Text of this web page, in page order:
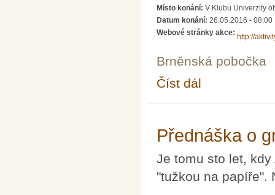
Místo konání: V Klubu Univerzity
Datum konání: 26.05.2016 - 08:00
Webové stránky akce:
http://
Brněnská pobočka
Číst dál
Přednáška o
Je tomu sto let,
"tužkou na papíře".